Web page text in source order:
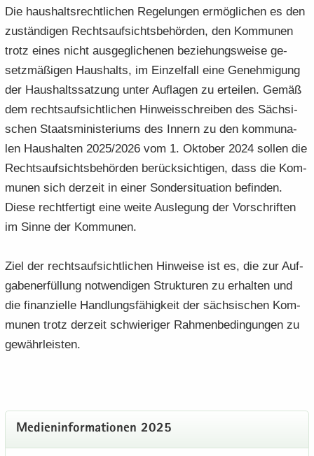
Die haus­halts­recht­li­chen Re­ge­lun­gen er­mög­li­chen es den
zu­stän­di­gen Rechts­auf­sichts­be­hör­den, den Kom­mu­nen
trotz eines nicht aus­ge­gli­che­nen be­zie­hungs­wei­se ge­
setz­mä­ßi­gen Haus­halts, im Ein­zel­fall eine Ge­neh­mi­gung
der Haus­halts­sat­zung unter Auf­la­gen zu er­tei­len. Gemäß
dem rechts­auf­sicht­li­chen Hin­weis­schrei­ben des Säch­si­
schen Staats­mi­nis­te­ri­ums des In­nern zu den kom­mu­na­
len Haus­hal­ten 2025/2026 vom 1. Ok­to­ber 2024 sol­len die
Rechts­auf­sichts­be­hör­den be­rück­sich­ti­gen, dass die Kom­
mu­nen sich der­zeit in einer Son­der­si­tua­ti­on be­fin­den.
Diese recht­fer­tigt eine weite Aus­le­gung der Vor­schrif­ten
im Sinne der Kom­mu­nen.
Ziel der rechts­auf­sicht­li­chen Hin­wei­se ist es, die zur Auf­
ga­ben­er­fül­lung not­wen­di­gen Struk­tu­ren zu er­hal­ten und
die fi­nan­zi­el­le Hand­lungs­fä­hig­keit der säch­si­schen Kom­
mu­nen trotz der­zeit schwie­ri­ger Rah­men­be­din­gun­gen zu
ge­währ­leis­ten.
Me­di­en­in­for­ma­tio­nen 2025